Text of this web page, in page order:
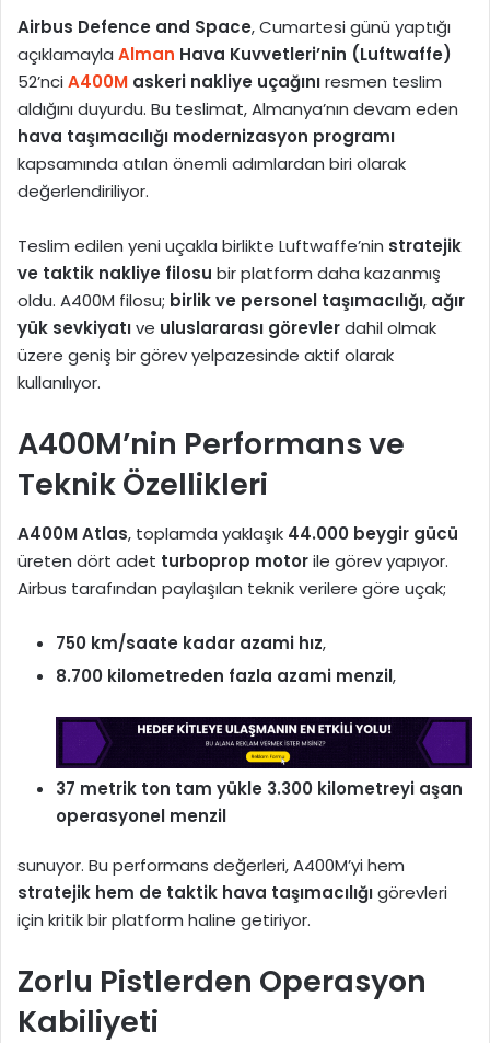
Airbus Defence and Space, Cumartesi günü yaptığı
açıklamayla Alman Hava Kuvvetleri’nin (Luftwaffe)
52’nciA400M askeri nakliye uçağınıresmen teslim
aldığını duyurdu. Bu teslimat, Almanya’nın devam eden
hava taşımacılığı modernizasyon programı
kapsamında atılan önemli adımlardan biri olarak
değerlendiriliyor.
Teslim edilen yeni uçakla birlikte Luftwaffe’nin stratejik
ve taktik nakliye filosu bir platform daha kazanmış
oldu. A400M filosu; birlik ve personel taşımacılığı, ağır
yük sevkiyatıve uluslararası görevlerdahil olmak
üzere geniş bir görev yelpazesinde aktif olarak
kullanılıyor.
A400M’nin Performans ve
Teknik Özellikleri
A400M Atlas, toplamda yaklaşık 44.000 beygir gücü
üreten dört adet turboprop motorile görev yapıyor.
Airbus tarafından paylaşılan teknik verilere göre uçak;
750 km/saate kadar azami hız,
8.700 kilometreden fazla azami menzil,
37 metrik ton tam yükle 3.300 kilometreyi aşan
operasyonel menzil
sunuyor. Bu performans değerleri, A400M’yi hem
stratejik hem de taktik hava taşımacılığıgörevleri
için kritik bir platform haline getiriyor.
Zorlu Pistlerden Operasyon
Kabiliyeti